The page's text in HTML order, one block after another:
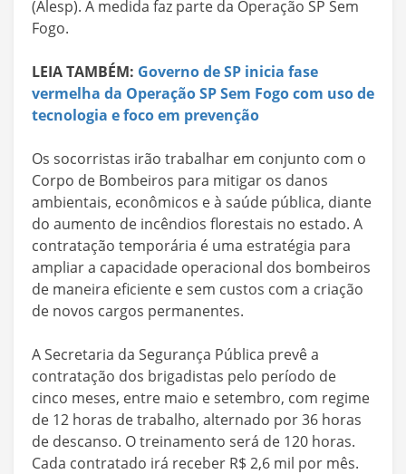
(Alesp). A medida faz parte da Operação SP Sem
Fogo.
LEIA TAMBÉM: Governo de SP inicia fase
vermelha da Operação SP Sem Fogo com uso de
tecnologia e foco em prevenção
Os socorristas irão trabalhar em conjunto com o
Corpo de Bombeiros para mitigar os danos
ambientais, econômicos e à saúde pública, diante
do aumento de incêndios florestais no estado. A
contratação temporária é uma estratégia para
ampliar a capacidade operacional dos bombeiros
de maneira eficiente e sem custos com a criação
de novos cargos permanentes.
A Secretaria da Segurança Pública prevê a
contratação dos brigadistas pelo período de
cinco meses, entre maio e setembro, com regime
de 12 horas de trabalho, alternado por 36 horas
de descanso. O treinamento será de 120 horas.
Cada contratado irá receber R$ 2,6 mil por mês.